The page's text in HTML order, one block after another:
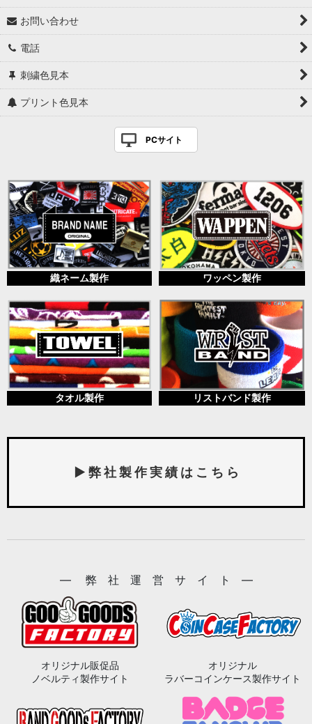
お問い合わせ
電話
刺繍色見本
プリント色見本
PCサイト
織ネーム製作 ワッペン製作
タオル製作 リストバンド製作
▶ 弊 社 製 作 実 績 は こ ち ら
― 弊 社 運 営 サ イ ト ―
オリジナル販促品
ノベルティ製作サイト
オリジナル
ラバーコインケース製作サイト